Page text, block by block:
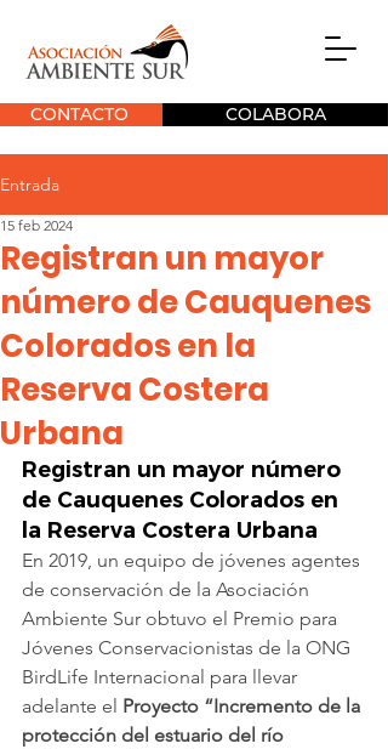
CONTACTO COLABORA
Entrada
Registran un mayor
número de Cauquenes
Colorados en la
Reserva Costera
Urbana
15 feb 2024
Registran un mayor número
de Cauquenes Colorados en
la Reserva Costera Urbana
En 2019, un equipo de jóvenes agentes
de conservación de la Asociación
Ambiente Sur obtuvo el Premio para
Jóvenes Conservacionistas de la ONG
BirdLife Internacional para llevar
adelante el Proyecto “Incremento de la
protección del estuario del río